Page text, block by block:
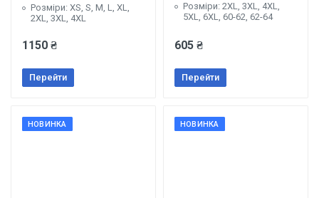
Розміри: XS, S, M, L, XL,
2XL, 3XL, 4XL
1150 ₴
Перейти
Розміри: 2XL, 3XL, 4XL,
5XL, 6XL, 60-62, 62-64
605 ₴
Перейти
НОВИНКА НОВИНКА